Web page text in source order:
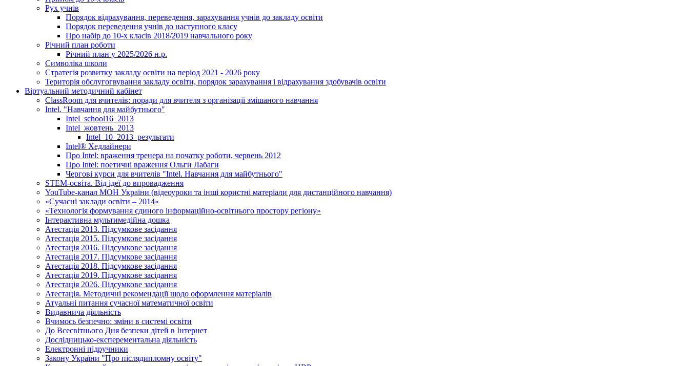
Рух учнів
Порядок відрахування, переведення, зарахування учнів до закладу освіти
Порядок переведення учнів до наступного класу
Про набір до 10-х класів 2018/2019 навчального року
Річний план роботи
Річний план у 2025/2026 н.р.
Символіка школи
Стратегія розвитку закладу освіти на період 2021 - 2026 року
Територія обслугогвування закладу освіти, порядок зарахування і відрахування здобувачів освіти
Віртуальний методичний кабінет
ClassRoom для вчителів: поради для вчителя з організації змішаного навчання
Intel. "Навчання для майбутнього"
Intel_school16_2013
Intel_жовтень_2013
Intel_10_2013_результати
Іntel® Хедлайнери
Про Intel: враження тренера на початку роботи, червень 2012
Про Intel: поетичні враження Ольги Лабаги
Чергові курси для вчителів "Intel. Навчання для майбутнього"
STEM-освіта. Від ідеї до впровадження
YouTube-канал МОН України (відеоуроки та інші користні матеріали для дистанційного навчання)
«Сучасні заклади освіти – 2014»
«Технологія формування єдиного інформаційно-освітнього простору регіону»
Інтерактивна мультимедійна дошка
Атестація 2013. Підсумкове засідання
Атестація 2015. Підсумкове засідання
Атестація 2016. Підсумкове засідання
Атестація 2017. Підсумкове засідання
Атестація 2018. Підсумкове засідання
Атестація 2019. Підсумкове засідання
Атестація 2026. Підсумкове засідання
Атестація. Методичні рекомендації щодо оформлення матеріалів
Атуальні питання сучасної математичної освіти
Видавнича діяльність
Вчимось безпечно: зміни в системі освіти
До Всесвітнього Дня безпеки дітей в Інтернет
Дослідницько-експерементальна діяльність
Електронні підручники
Закону України "Про післядипломну освіту"